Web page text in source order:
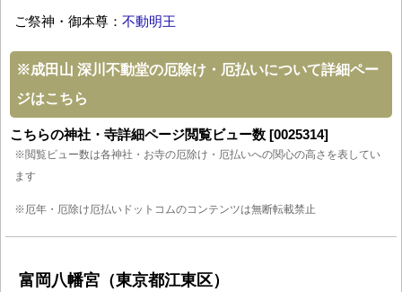
ご祭神・御本尊： 不動明王
※成田山 深川不動堂の厄除け・厄払いについて詳細ペー
ジはこちら
こちらの神社・寺詳細ページ閲覧ビュー数 [0025314]
※閲覧ビュー数は各神社・お寺の厄除け・厄払いへの関心の高さを表してい
ます
※厄年・厄除け厄払いドットコムのコンテンツは無断転載禁止
富岡八幡宮（東京都江東区）